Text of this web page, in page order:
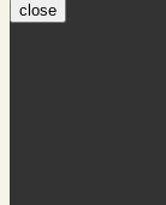
close